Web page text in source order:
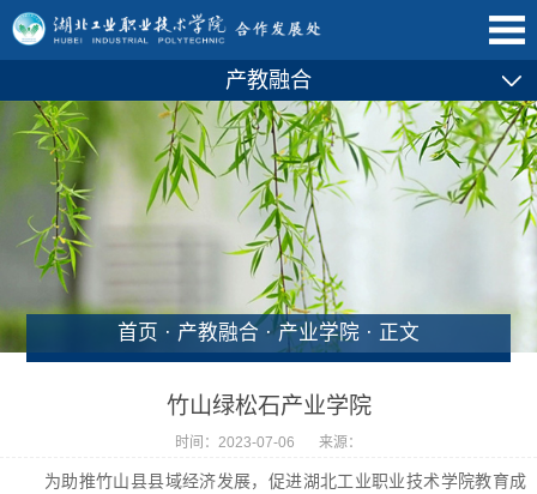
产教融合
首页 · 产教融合·产业学院· 正文
竹山绿松石产业学院
时间：2023-07-06 来源：
为助推竹山县县域经济发展，促进湖北工业职业技术学院教育成